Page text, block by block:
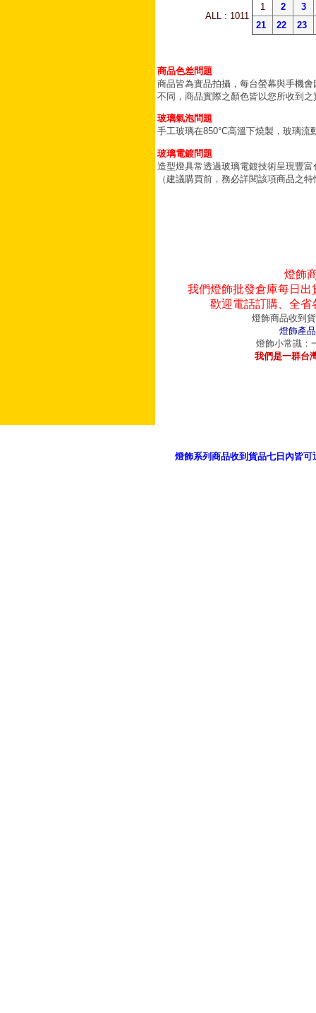
ALL : 1011
1 2
3
21
22 23
商品色差問題
商品皆為實品拍攝，每台螢幕與手機
不同，商品實際之顏色皆以您所收到之
玻璃氣泡問題
手工玻璃在850°C高溫下燒製，玻璃
玻璃電鍍問題
造型燈具常透過玻璃電鍍技術呈現豐
（建議購買前，務必詳閱該項商品之
燈飾
我們燈飾批發倉庫每日
歡迎電話訂購、全
燈飾商品收到
燈飾產
燈飾小常識：
我們是一群台
燈飾系列商品收到貨品七日內皆